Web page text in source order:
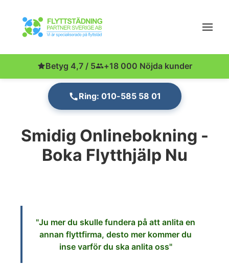
Betyg 4,7 / 5 +18 000 Nöjda kunder
Ring: 010-585 58 01
Smidig Onlinebokning -
Boka Flytthjälp Nu
"Ju mer du skulle fundera på att anlita en
annan flyttfirma, desto mer kommer du
inse varför du ska anlita oss"